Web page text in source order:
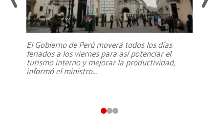
El Gobierno de Perú moverá todos los días
feriados a los viernes para así potenciar el
turismo interno y mejorar la productividad,
informó el ministro...